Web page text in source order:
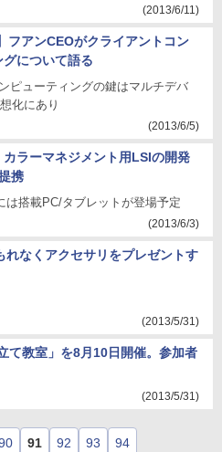
(2013/6/11)
フアンCEOがクライアントコン
グについて語る
ピューティングの鍵はマルチデバ
化にあり
(2013/6/5)
カラーマネジメント用LSIの開発
携
は搭載PC/タブレットが登場予定
(2013/6/3)
なくアクセサリをプレゼントす
(2013/5/31)
て教室」を8月10日開催。参加者
(2013/5/31)
91 92 93 94